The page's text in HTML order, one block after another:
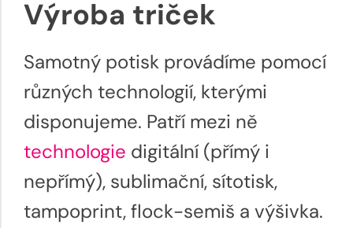
Výroba triček
Samotný potisk provádíme pomocí
různých technologií, kterými
disponujeme. Patří mezi ně
technologie digitální (přímý i
nepřímý), sublimační, sítotisk,
tampoprint, flock-semiš a výšivka.